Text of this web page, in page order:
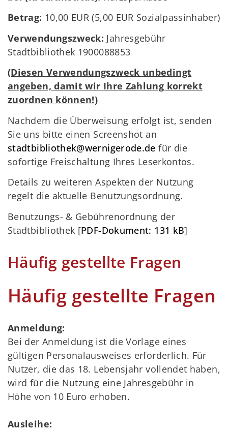
Betrag: 10,00 EUR (5,00 EUR Sozialpassinhaber)
Verwendungszweck: Jahresgebühr
Stadtbibliothek 1900088853
(Diesen Verwendungszweck unbedingt
angeben, damit wir Ihre Zahlung korrekt
zuordnen können!)
Nachdem die Überweisung erfolgt ist, senden
Sie uns bitte einen Screenshot an
stadtbibliothek@wernigerode.de für die
sofortige Freischaltung Ihres Leserkontos.
Details zu weiteren Aspekten der Nutzung
regelt die aktuelle Benutzungsordnung.
Benutzungs- & Gebührenordnung der
Stadtbibliothek [PDF-Dokument: 131 kB]
Häufig gestellte Fragen
Häufig gestellte Fragen
Anmeldung:
Bei der Anmeldung ist die Vorlage eines
gültigen Personalausweises erforderlich. Für
Nutzer, die das 18. Lebensjahr vollendet haben,
wird für die Nutzung eine Jahresgebühr in
Höhe von 10 Euro erhoben.
Ausleihe: